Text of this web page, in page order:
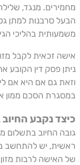
מחמירים. מנגד,
הבעל סרבנות למתן
משמעותית בהליכי
אישה זכאית לקבל
ניתן פסק דין הקובע
וזאת גם אם היא אם
במסגרת הסכם ממון
כיצד נקבע
גובה החיוב בתשלום
ראשית, יש להתחשב
של האישה לרבות